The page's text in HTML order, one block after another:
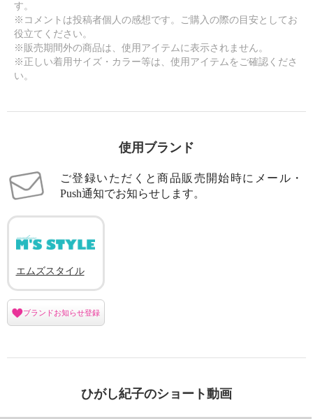
す。
※コメントは投稿者個人の感想です。ご購入の際の目安としてお
役立てください。
※販売期間外の商品は、使用アイテムに表示されません。
※正しい着用サイズ・カラー等は、使用アイテムをご確認くださ
い。
使用ブランド
ご登録いただくと商品販売開始時にメール・
Push通知でお知らせします。
エムズスタイル
ブランドお知らせ登録
ひがし紀子のショート動画